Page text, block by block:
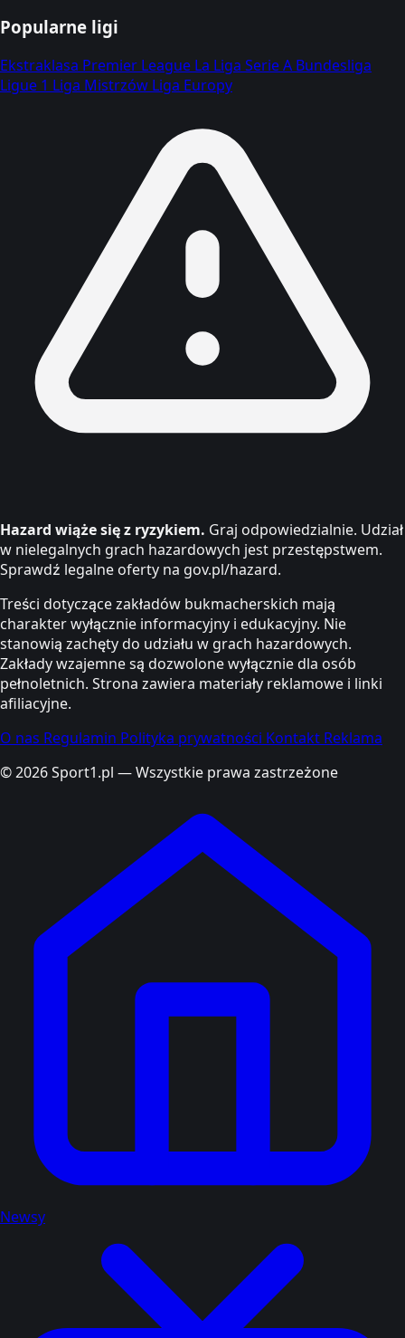
Popularne ligi
Ekstraklasa Premier League La Liga Serie A Bundesliga
Ligue 1 Liga Mistrzów Liga Europy
Hazard wiąże się z ryzykiem. Graj odpowiedzialnie. Udział
w nielegalnych grach hazardowych jest przestępstwem.
Sprawdź legalne oferty na gov.pl/hazard.
Treści dotyczące zakładów bukmacherskich mają
charakter wyłącznie informacyjny i edukacyjny. Nie
stanowią zachęty do udziału w grach hazardowych.
Zakłady wzajemne są dozwolone wyłącznie dla osób
pełnoletnich. Strona zawiera materiały reklamowe i linki
afiliacyjne.
O nas Regulamin Polityka prywatności Kontakt Reklama
© 2026 Sport1.pl — Wszystkie prawa zastrzeżone
Newsy